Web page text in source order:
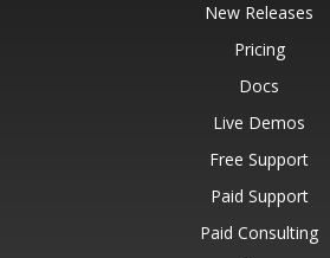
New Releases
Pricing
Docs
Live Demos
Free Support
Paid Support
Paid Consulting